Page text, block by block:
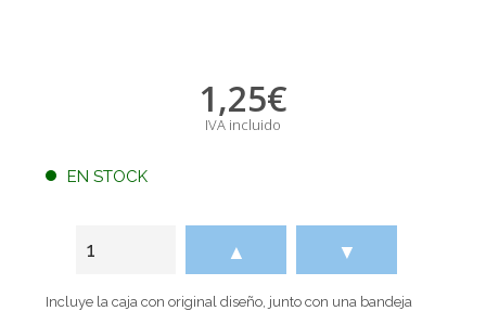
1,25€
IVA incluido
EN STOCK
▲ ▼
Incluye la caja con original diseño, junto con una bandeja